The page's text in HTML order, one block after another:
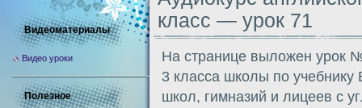
класс — урок 71
На странице выложен урок
3 класса школы по
школ, гимназий и лицеев с
Видеоматериалы
Видео уроки
Полезное